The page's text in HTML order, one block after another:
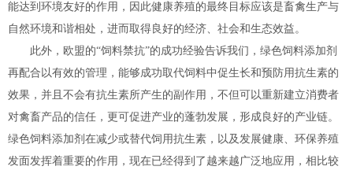
能达到环境友好的作用，因此健康养殖的最终目标应该是畜禽生产与
自然环境和谐相处，进而取得良好的经济、社会和生态效益。
此外，欧盟的“饲料禁抗”的成功经验告诉我们，绿色饲料添加剂
再配合以有效的管理，能够成功取代饲料中促生长和预防用抗生素的
效果，并且不会有抗生素所产生的副作用，不但可以重新建立消费者
对禽畜产品的信任，更可促进产业的蓬勃发展，形成良好的产业链。
绿色饲料添加剂在减少或替代饲用抗生素，以及发展健康、环保养殖
发面发挥着重要的作用，现在已经得到了越来越广泛地应用，相比较